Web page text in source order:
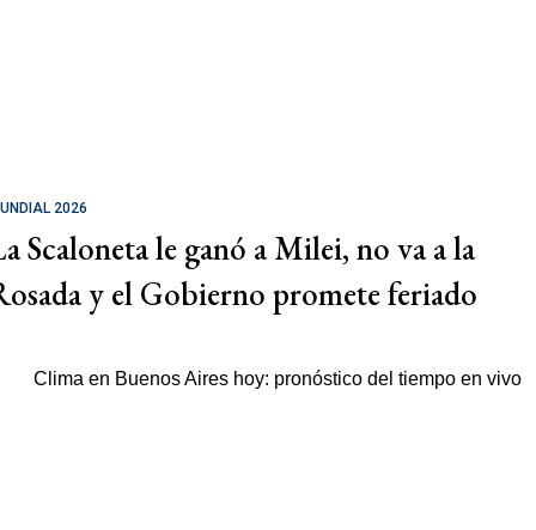
2026
Scaloneta le ganó a Milei, no va a la
y el Gobierno promete feriado